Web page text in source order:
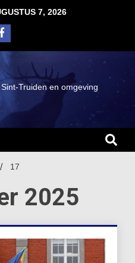
7, 2026
Truiden en omgeving
17
2025